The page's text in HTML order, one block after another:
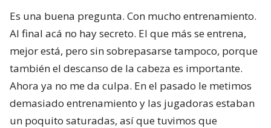
Es una buena pregunta. Con mucho entrenamiento.
Al final acá no hay secreto. El que más se entrena,
mejor está, pero sin sobrepasarse tampoco, porque
también el descanso de la cabeza es importante.
Ahora ya no me da culpa. En el pasado le metimos
demasiado entrenamiento y las jugadoras estaban
un poquito saturadas, así que tuvimos que